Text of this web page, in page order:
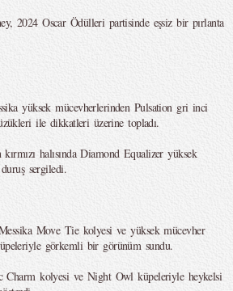
2024 Oscar Ödülleri partisinde eşsiz bir pırlanta
yüksek mücevherlerinden Pulsation gri inci
ile dikkatleri üzerine topladı.
halısında Diamond Equalizer yüksek
sergiledi.
Move Tie kolyesi ve yüksek mücevher
görkemli bir görünüm sundu.
Charm kolyesi ve Night Owl küpeleriyle heykelsi